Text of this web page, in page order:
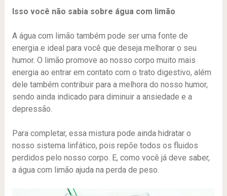
Isso você não sabia sobre água com limão
A água com limão também pode ser uma fonte de
energia e ideal para você que deseja melhorar o seu
humor. O limão promove ao nosso corpo muito mais
energia ao entrar em contato com o trato digestivo, além
dele também contribuir para a melhora do nosso humor,
sendo ainda indicado para diminuir a ansiedade e a
depressão.
Para completar, essa mistura pode ainda hidratar o
nosso sistema linfático, pois repõe todos os fluidos
perdidos pelo nosso corpo. E, como você já deve saber,
a água com limão ajuda na perda de peso.